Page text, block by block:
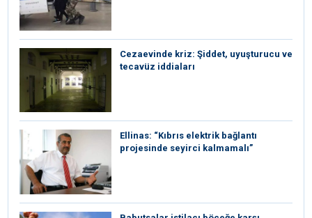
Cezaevinde kriz: Şiddet, uyuşturucu ve
tecavüz iddiaları
Ellinas: “Kıbrıs elektrik bağlantı
projesinde seyirci kalmamalı”